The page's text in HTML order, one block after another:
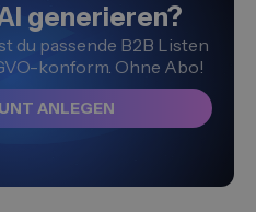
generieren?
du passende B2B Listen
konform. Ohne Abo!
ANLEGEN